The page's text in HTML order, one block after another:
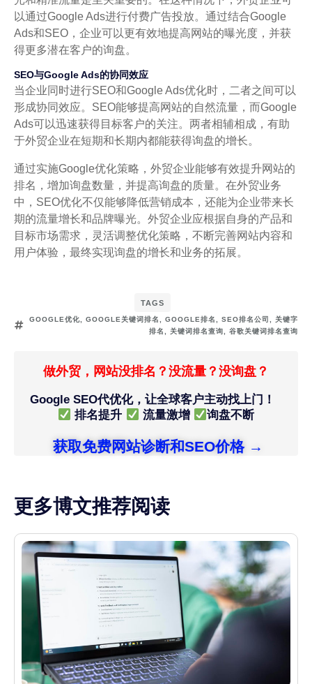
以通过Google Ads进行付费广告投放。通过结合Google
Ads和SEO，企业可以更有效地提高网站的曝光度，并获
得更多潜在客户的询盘。
SEO与Google Ads的协同效应
当企业同时进行SEO和Google Ads优化时，二者之间可以
形成协同效应。SEO能够提高网站的自然流量，而Google
Ads可以迅速获得目标客户的关注。两者相辅相成，有助
于外贸企业在短期和长期内都能获得询盘的增长。
通过实施Google优化策略，外贸企业能够有效提升网站的
排名，增加询盘数量，并提高询盘的质量。在外贸业务
中，SEO优化不仅能够降低营销成本，还能为企业带来长
期的流量增长和品牌曝光。外贸企业应根据自身的产品和
目标市场需求，灵活调整优化策略，不断完善网站内容和
用户体验，最终实现询盘的增长和业务的拓展。
TAGS
GOOGLE优化 GOOGLE关键词排名 GOOGLE排名 SEO排名公司
关键字
排名
关键词排名查询 谷歌关键词排名查询
做外贸，网站没排名？没流量？没询盘？
Google SEO代优化，让全球客户主动找上门！
排名提升
流量激增 询盘不断
获取免费网站诊断和SEO价格 →
更多博文推荐阅读